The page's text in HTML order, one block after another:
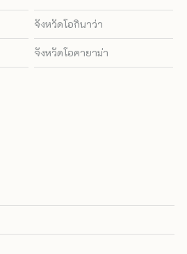
จังหวัดโอกินาว่า
จังหวัดโอคายาม่า